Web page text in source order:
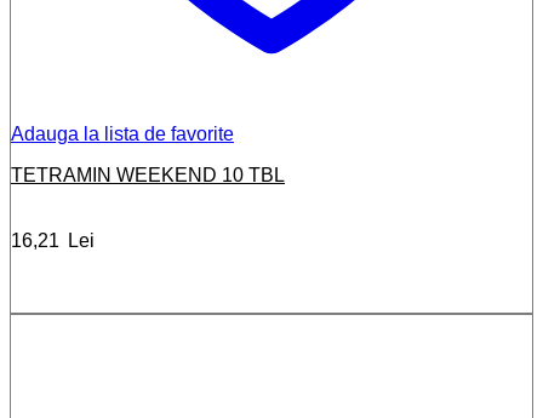
Adauga la lista de favorite
TETRAMIN WEEKEND 10 TBL
16,21 Lei